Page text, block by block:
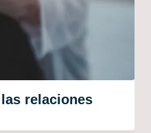
relaciones